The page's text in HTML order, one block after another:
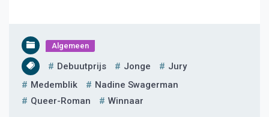
Algemeen
Debuutprijs Jonge
Jury
Medemblik
Nadine Swagerman
Queer-Roman
Winnaar